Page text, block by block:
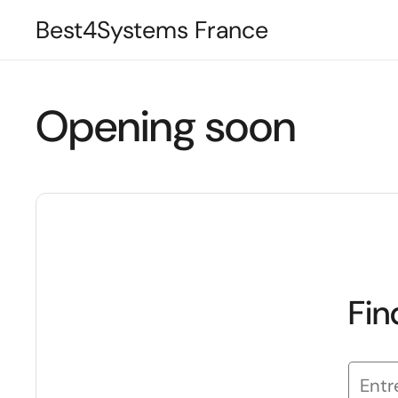
Best4Systems France
Opening soon